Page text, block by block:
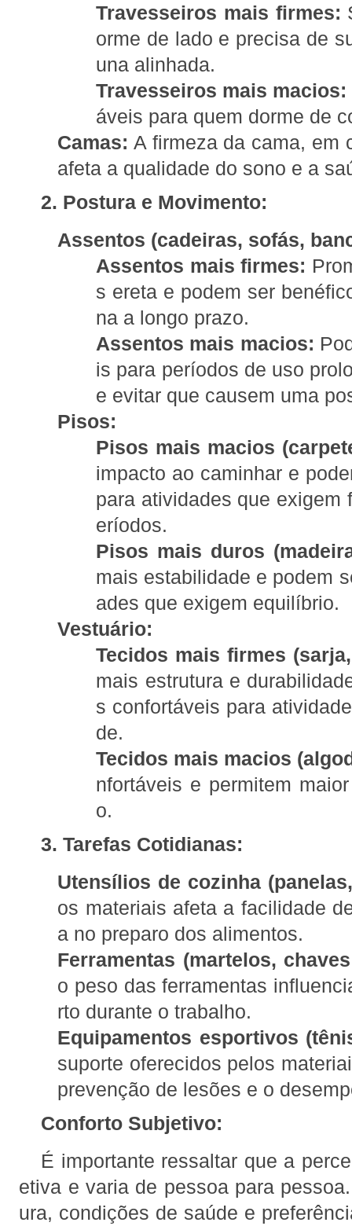
Travesseiros mais firmes:
orme de lado e precisa de
una alinhada.
Travesseiros mais macios:
áveis para quem dorme de
Camas: A firmeza da cama, em
afeta a qualidade do sono e a
2. Postura e Movimento:
Assentos (cadeiras, sofás,
Assentos mais firmes:
s ereta e podem ser
na a longo prazo.
Assentos mais macios:
is para períodos de uso
e evitar que causem uma
Pisos:
Pisos mais macios
impacto ao caminhar e
para atividades que exigem
eríodos.
Pisos mais duros
mais estabilidade e podem
ades que exigem equilíbrio.
Vestuário:
Tecidos mais firmes
mais estrutura e
s confortáveis para
de.
Tecidos mais macios
nfortáveis e permitem
o.
3. Tarefas Cotidianas:
Utensílios de cozinha
os materiais afeta a facilidade
a no preparo dos alimentos.
Ferramentas (martelos,
o peso das ferramentas
rto durante o trabalho.
Equipamentos esportivos
suporte oferecidos pelos
prevenção de lesões e o
Conforto Subjetivo:
É importante ressaltar que a
etiva e varia de pessoa para
ura, condições de saúde e